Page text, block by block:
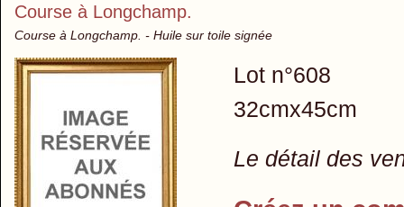
Course à Longchamp.
Course à Longchamp. - Huile sur toile signée
Lot n°608
32cmx45cm
Le détail des